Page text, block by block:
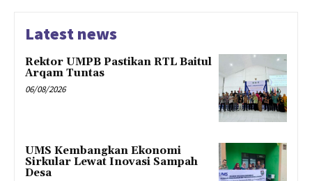
Latest news
Rektor UMPB Pastikan RTL Baitul
Arqam Tuntas
06/08/2026
UMS Kembangkan Ekonomi
Sirkular Lewat Inovasi Sampah
Desa